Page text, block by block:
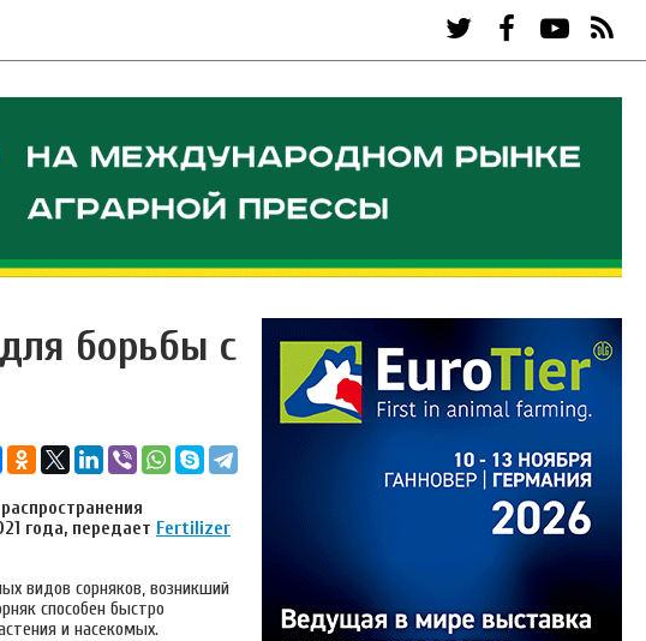
борьбы с
года, передает Fertilizer
видов сорняков, возникший
способен быстро
и насекомых.